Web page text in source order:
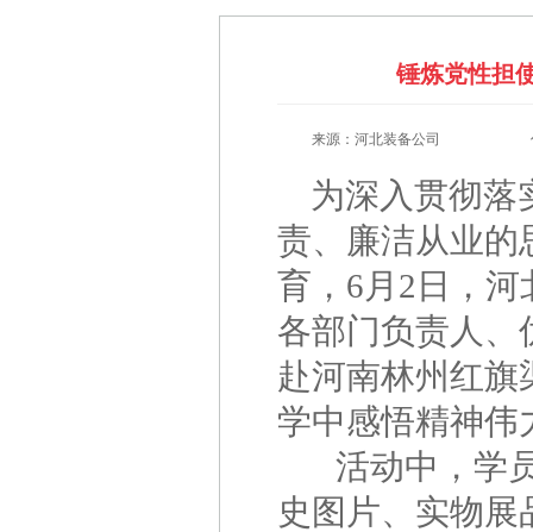
锤炼党性担
来源：河北装备公司
为深入贯彻落
责、廉洁从业的
育，6月2日，
各部门负责人、
赴河南林州红旗
学中感悟精神伟
活动中，学员
史图片、实物